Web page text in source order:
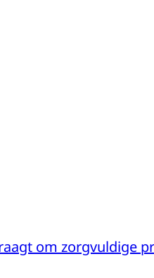
om zorgvuldige